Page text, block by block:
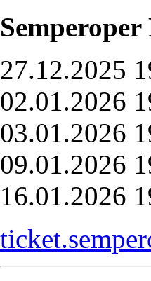
Semperoper
27.12.2025
02.01.2026
03.01.2026
09.01.2026
16.01.2026